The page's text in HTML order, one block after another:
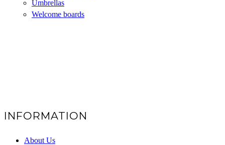
Umbrellas
Welcome boards
INFORMATION
About Us